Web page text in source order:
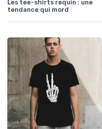
Les tee-shirts requin : une
tendance qui mord